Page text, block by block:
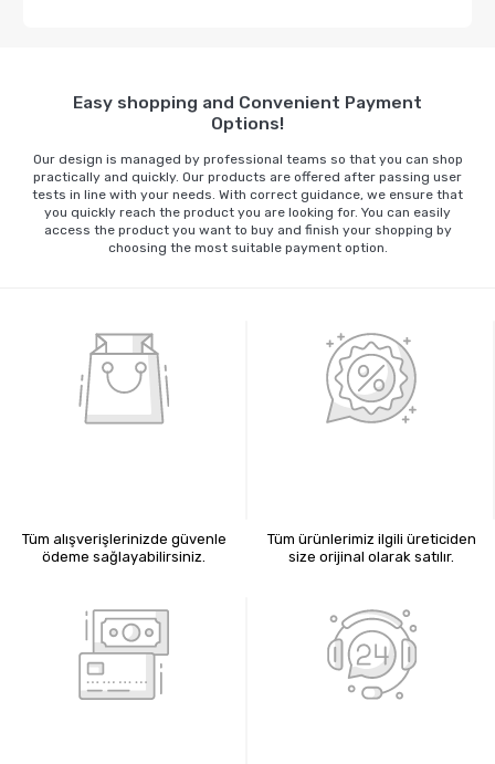
Easy shopping and Convenient Payment
Options!
Our design is managed by professional teams so that you can shop
practically and quickly. Our products are offered after passing user
tests in line with your needs. With correct guidance, we ensure that
you quickly reach the product you are looking for. You can easily
access the product you want to buy and finish your shopping by
choosing the most suitable payment option.
Tüm alışverişlerinizde güvenle
ödeme sağlayabilirsiniz.
Tüm ürünlerimiz ilgili üreticiden
size orijinal olarak satılır.